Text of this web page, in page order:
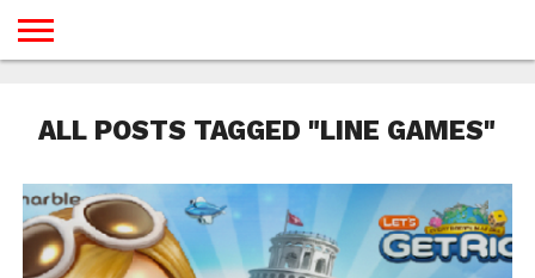
GAMES
DESAIN
ANDROID
IOS
YOUTUBE
INTERNET
WINDOWS
LINUX
MACINTOSH
MESSENGER
BLOGSPOT
WORDPRESS
PEMROGRAMAN
SEO
WEB
SERVER
ALL POSTS TAGGED "LINE GAMES"